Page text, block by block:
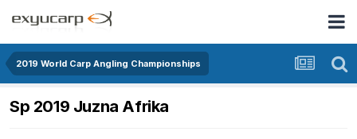
2019 World Carp Angling Championships
Sp 2019 Juzna Afrika